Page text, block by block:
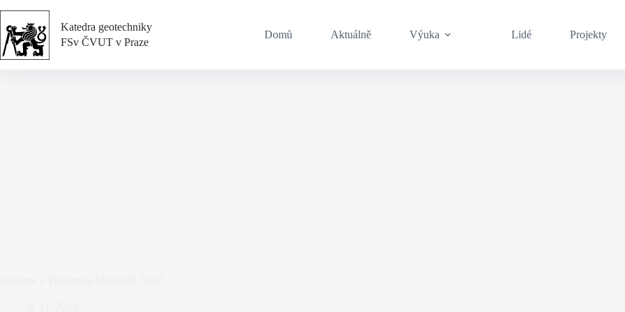
content
Katedra geotechniky
FSv ČVUT v Praze
Domů Aktuálně Výuka Lidé Projekty